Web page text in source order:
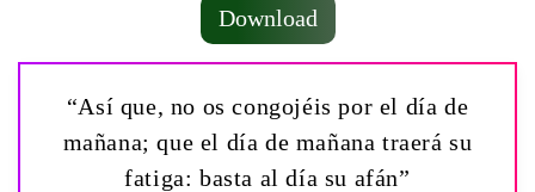
Download
“Así que, no os congojéis por el día de
mañana; que el día de mañana traerá su
fatiga: basta al día su afán”